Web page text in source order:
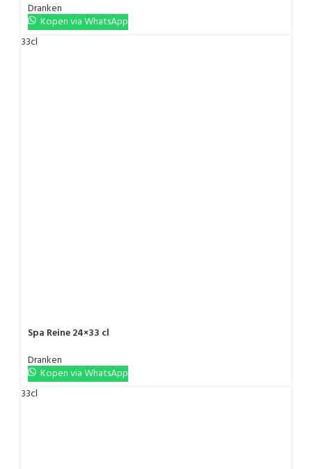
Dranken
Kopen via WhatsApp
33cl
Spa Reine 24×33 cl
Dranken
Kopen via WhatsApp
33cl